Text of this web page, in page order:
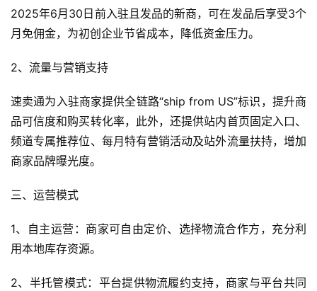
页
2025年6月30日前入驻且发品的新商，可在发品后享受3个
月免佣金，为初创企业节省成本，降低资金压力。
2、流量与营销支持
速卖通为入驻商家提供全链路“ship from US”标识，提升商
品可信度和购买转化率，此外，还提供站内首页固定入口、
频道专属推荐位、每月特有营销活动及站外流量扶持，增加
商家品牌曝光度。
三、运营模式
1、自主运营：商家可自由定价、选择物流合作方，充分利
用本地库存资源。
2、半托管模式：平台提供物流履约支持，商家与平台共同